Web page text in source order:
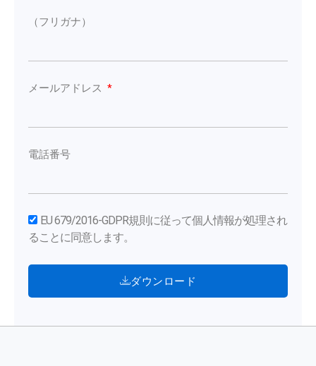
（フリガナ）
メールアドレス
電話番号
EU 679/2016-GDPR規則に従って個人情報が処理され
ることに同意します。
ダウンロード